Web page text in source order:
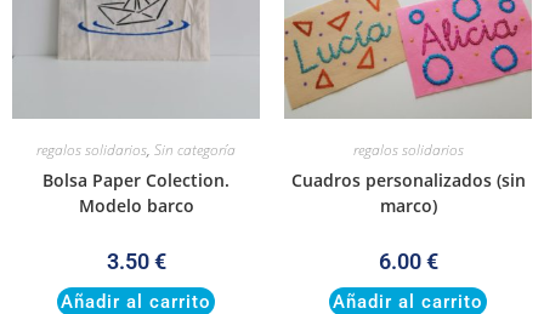
regalos solidarios, Sin categoría
Bolsa Paper Colection.
Modelo barco
3.50€
Añadir al carrito
regalos solidarios
Cuadros personalizados (sin
marco)
6.00€
Añadir al carrito